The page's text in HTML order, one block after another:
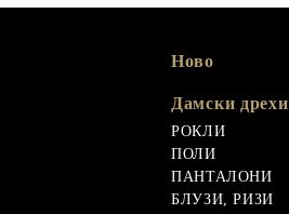
Ново
Дамски дрехи
РОКЛИ
ПОЛИ
ПАНТАЛОНИ
БЛУЗИ, РИЗИ